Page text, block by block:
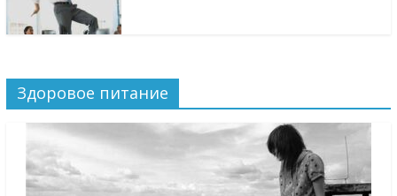
Здоровое питание